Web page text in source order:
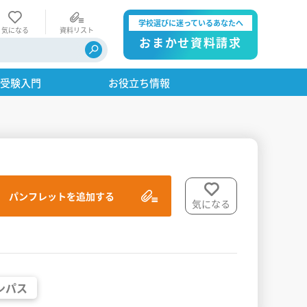
気になる 資料リスト
学校選びに迷っているあなたへ
おまかせ資料請求
験入門 お役立ち情報
パンフレットを追加する
気になる
パス